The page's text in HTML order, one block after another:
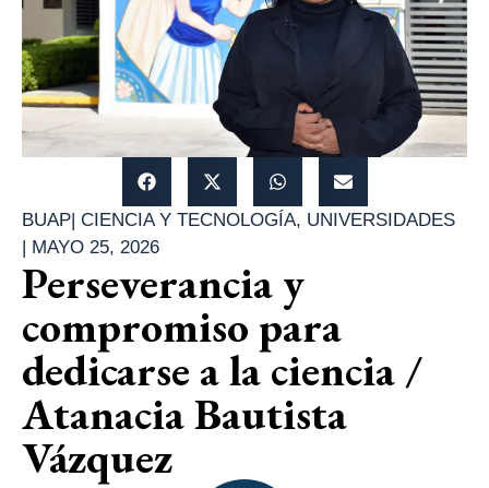
BUAP CIENCIA Y TECNOLOGÍA, UNIVERSIDADES
MAYO 25, 2026
Perseverancia y
compromiso para
dedicarse a la ciencia /
Atanacia Bautista
Vázquez